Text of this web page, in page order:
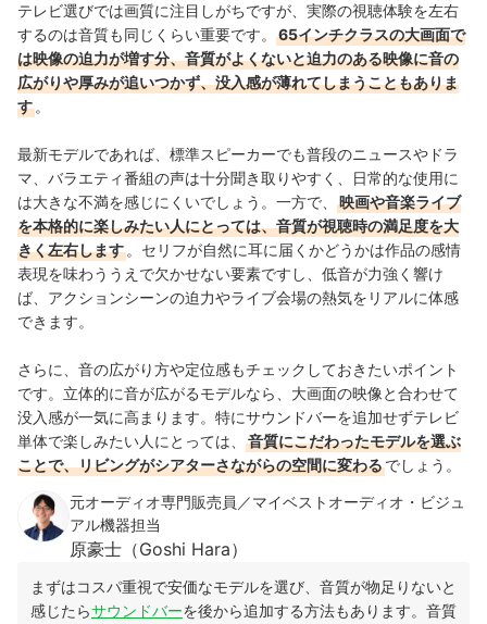
テレビ選びでは画質に注目しがちですが、実際の視聴体験を左右
するのは音質も同じくらい重要です。
65インチクラスの大画面で
は映像の迫力が増す分、音質がよくないと迫力のある映像に音の
広がりや厚みが追いつかず、没入感が薄れてしまうこともありま
す 。
最新モデルであれば、標準スピーカーでも普段のニュースやドラ
マ、バラエティ番組の声は十分聞き取りやすく、日常的な使用に
は大きな不満を感じにくいでしょう。一方で、
映画や音楽ライブ
を本格的に楽しみたい人にとっては、音質が視聴時の満足度を大
きく左右します 。セリフが自然に耳に届くかどうかは作品の感情
表現を味わううえで欠かせない要素ですし、低音が力強く響け
ば、アクションシーンの迫力やライブ会場の熱気をリアルに体感
できます。
さらに、音の広がり方や定位感もチェックしておきたいポイント
です。立体的に音が広がるモデルなら、大画面の映像と合わせて
没入感が一気に高まります。特にサウンドバーを追加せずテレビ
単体で楽しみたい人にとっては、
音質にこだわったモデルを選ぶ
ことで、リビングがシアターさながらの空間に変わるでしょう。
元オーディオ専門販売員／マイベストオーディオ・ビジュ
アル機器担当
原豪士（Goshi Hara）
まずはコスパ重視で安価なモデルを選び、音質が物足りないと
感じたらサウンドバーを後から追加する方法もあります。音質